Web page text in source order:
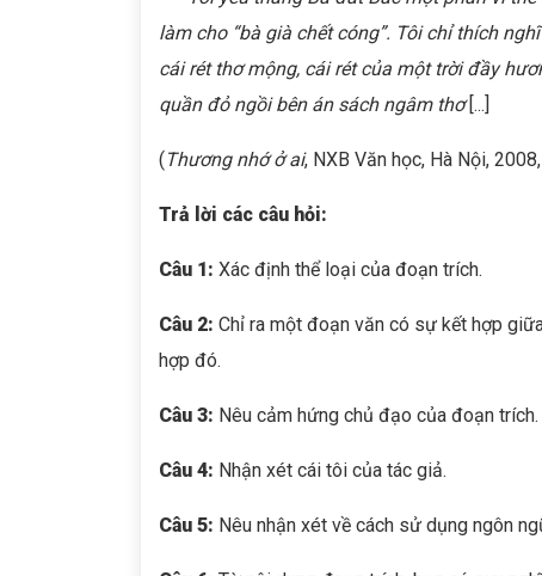
làm cho “bà già chết cóng”. Tôi chỉ thích
cái rét thơ mộng, cái rét của một trời đầy
quần đỏ ngồi bên án sách ngâm thơ[...]
(Thương nhớ ở ai, NXB Văn học, Hà Nội,
Trả lời các câu hỏi:
Câu 1: Xác định thể loại của đoạn trích.
Câu 2: Chỉ ra một đoạn văn có sự kết hợp
hợp đó.
Câu 3: Nêu cảm hứng chủ đạo của đoạn trích.
Câu 4: Nhận xét cái tôi của tác giả.
Câu 5: Nêu nhận xét về cách sử dụng ngôn